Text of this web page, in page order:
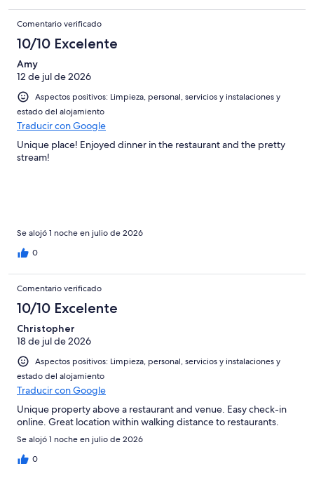
Comentario verificado
10/10 Excelente
Amy
12 de jul de 2026
Aspectos positivos: Limpieza, personal, servicios y instalaciones y
estado del alojamiento
Traducir con Google
Unique place! Enjoyed dinner in the restaurant and the pretty
stream!
Se alojó 1 noche en julio de 2026
0
Comentario verificado
10/10 Excelente
Christopher
18 de jul de 2026
Aspectos positivos: Limpieza, personal, servicios y instalaciones y
estado del alojamiento
Traducir con Google
Unique property above a restaurant and venue. Easy check-in
online. Great location within walking distance to restaurants.
Se alojó 1 noche en julio de 2026
0